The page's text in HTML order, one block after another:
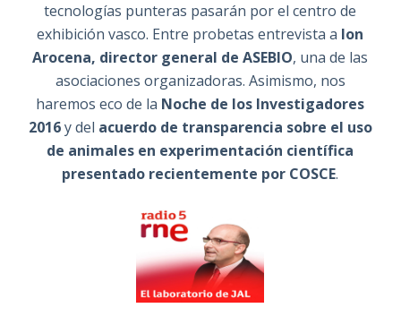
tecnologías punteras pasarán por el centro de
exhibición vasco. Entre probetas entrevista a Ion
Arocena, director general de ASEBIO, una de las
asociaciones organizadoras. Asimismo, nos
haremos eco de la Noche de los Investigadores
2016y del acuerdo de transparencia sobre el uso
de animales en experimentación científica
presentado recientemente por COSCE.